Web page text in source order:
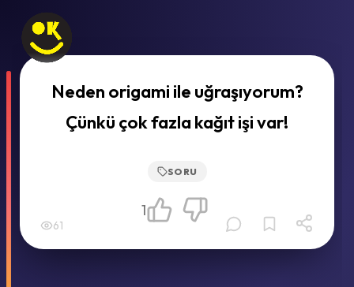
Neden origami ile uğraşıyorum?
Çünkü çok fazla kağıt işi var!
SORU
61
1